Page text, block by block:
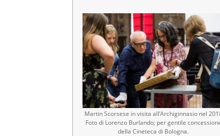
Martin Scorsese in visita all’Archiginnasio nel
Foto di Lorenzo Burlando; per gentile
della Cineteca di Bologna.